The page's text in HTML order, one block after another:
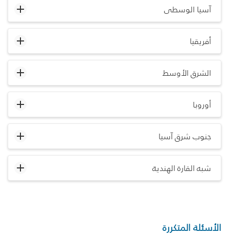
آسيا الوسطى
أفريقيا
الشرق الأوسط
أوروبا
جنوب شرق آسيا
شبه القارة الهندية
الأسئلة المتكررة